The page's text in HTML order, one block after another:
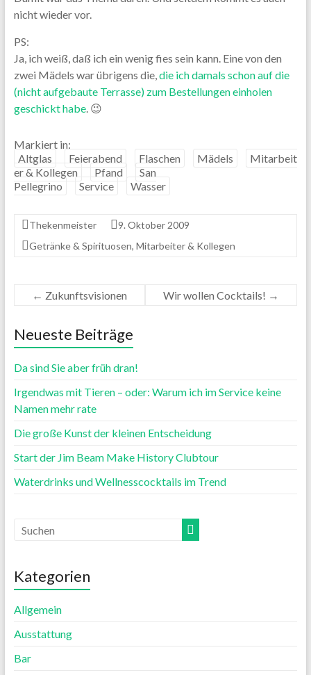
nicht wieder vor.
PS:
Ja, ich weiß, daß ich ein wenig fies sein kann. Eine von den
zwei Mädels war übrigens die,die ich damals schon auf die
(nicht aufgebaute Terrasse) zum Bestellungen einholen
geschickt habe. 😉
Markiert in:
Altglas
Feierabend Flaschen Mädels
Mitarbeit
er & Kollegen
Pfand
San
Pellegrino
Service Wasser
Thekenmeister
9. Oktober 2009
Getränke & Spirituosen, Mitarbeiter & Kollegen
← Zukunftsvisionen Wir wollen Cocktails! →
Neueste Beiträge
Da sind Sie aber früh dran!
Irgendwas mit Tieren – oder: Warum ich im Service keine
Namen mehr rate
Die große Kunst der kleinen Entscheidung
Start der Jim Beam Make History Clubtour
Waterdrinks und Wellnesscocktails im Trend
Kategorien
Allgemein
Ausstattung
Bar